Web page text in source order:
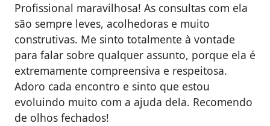
Profissional maravilhosa! As consultas com ela
são sempre leves, acolhedoras e muito
construtivas. Me sinto totalmente à vontade
para falar sobre qualquer assunto, porque ela é
extremamente compreensiva e respeitosa.
Adoro cada encontro e sinto que estou
evoluindo muito com a ajuda dela. Recomendo
de olhos fechados!